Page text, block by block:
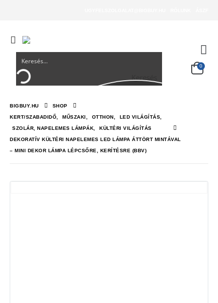
Keresés
0
BIGBUY.HU SHOP
KERT/SZABADIDŐ MŰSZAKI OTTHON LED VILÁGÍTÁS
SZOLÁR, NAPELEMES LÁMPÁK KÜLTÉRI VILÁGÍTÁS
DEKORATÍV KÜLTÉRI NAPELEMES LED LÁMPA ÁTTÖRT MINTÁVAL
– MINI DEKOR LÁMPA LÉPCSŐRE, KERÍTÉSRE (BBV)